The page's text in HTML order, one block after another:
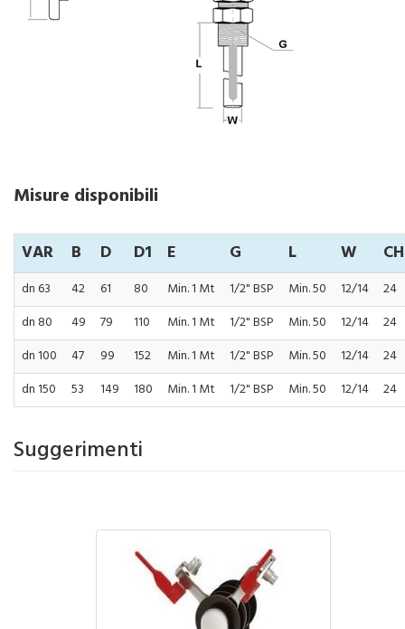
Misure disponibili
VAR B D D1 E G L W CH
dn 63 42 61 80 Min. 1 Mt 1/2" BSP Min. 50 12/14
24
dn 80
49 79 110 Min. 1 Mt 1/2" BSP Min. 50 12/14
24
dn 100
47 99 152 Min. 1 Mt 1/2" BSP Min. 50 12/14
24
dn 150
53 149 180 Min. 1 Mt 1/2" BSP Min. 50 12/14 24
Suggerimenti